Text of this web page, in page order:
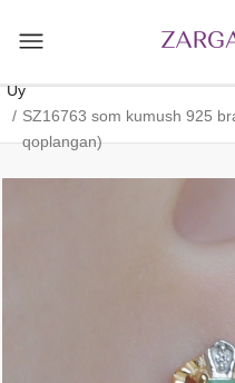
Uy
SZ16763 som kumush 925
qoplangan)